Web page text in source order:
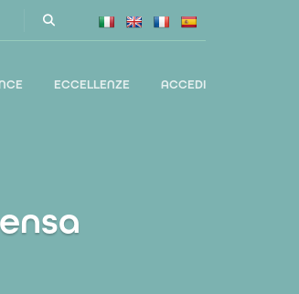
ECCELLENZE ACCEDI